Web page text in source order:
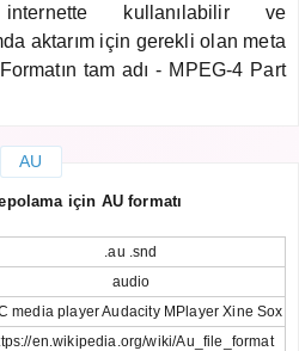
kullanılabilir ve
aktarım için gerekli olan meta
tam adı - MPEG-4 Part
AU
için AU formatı
.au .snd
audio
media player Audacity MPlayer Xine Sox
en.wikipedia.org/wiki/Au_file_format